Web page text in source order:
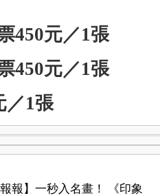
450元／1張
450元／1張
／1張
報報】一秒入名畫！ 《印象